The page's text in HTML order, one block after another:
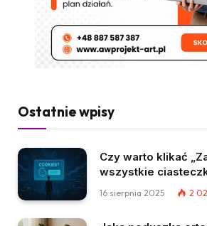
Ostatnie wpisy
Czy warto klikać
wszystkie
16 sierpnia 2025 2